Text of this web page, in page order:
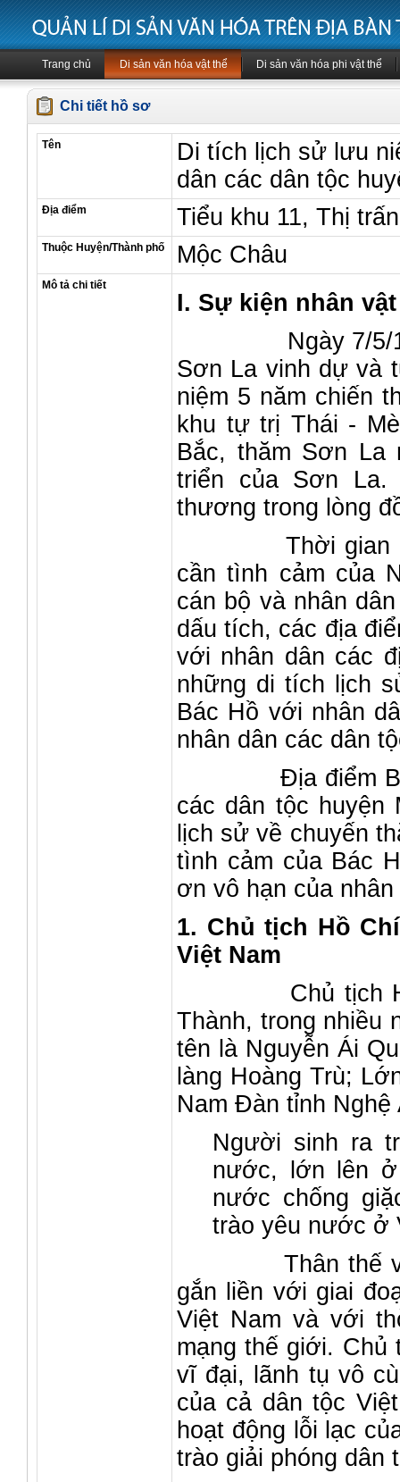
Trang chủ Di sản văn hóa vật thể Di sản văn hóa phi vật thể
Chi tiết hồ sơ
Tên
Di tích lịch sử lưu
dân các dân tộc
Địa điểm Tiểu khu 11, Thị
Thuộc Huyện/Thành phố Mộc Châu
Mô tả chi tiết
I. Sự kiện nhân
Ngày 7/5/1959,
Sơn La vinh dự và
niệm 5 năm chiến
khu tự trị Thái -
Bắc, thăm Sơn
triển của Sơn
thương trong lòng
Thời gian qua
cần tình cảm của
cán bộ và nhân
dấu tích, các địa
với nhân dân các
những di tích lịch
Bác Hồ với nhân
nhân dân các dân
Địa điểm Bác
các dân tộc huyện
lịch sử về chuyến
tình cảm của Bác
ơn vô hạn của
1. Chủ tịch Hồ
Việt Nam
Chủ tịch Hồ
Thành, trong nhiều
tên là Nguyễn Ái
làng Hoàng Trù;
Nam Đàn tỉnh Nghệ
Người sinh ra
nước, lớn lên ở
nước chống
trào yêu nước ở
Thân thế và sự
gắn liền với giai
Việt Nam và với
mạng thế giới. Chủ
vĩ đại, lãnh tụ vô
của cả dân tộc
hoạt động lỗi lạc
trào giải phóng dân